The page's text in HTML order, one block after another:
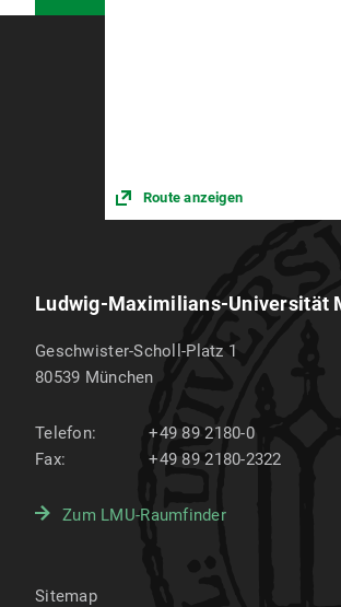
Route anzeigen
Ludwig-Maximilians-Universität
Geschwister-Scholl-Platz 1
80539 München
Telefon:
+49 89 2180-0
Fax:
+49 89 2180-2322
Zum LMU-Raumfinder
Sitemap